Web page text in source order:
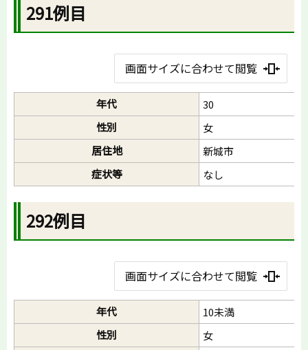
291例目
画面サイズに合わせて閲覧
年代
30
性別
女
居住地
新城市
症状等
なし
292例目
画面サイズに合わせて閲覧
年代
10未満
性別
女